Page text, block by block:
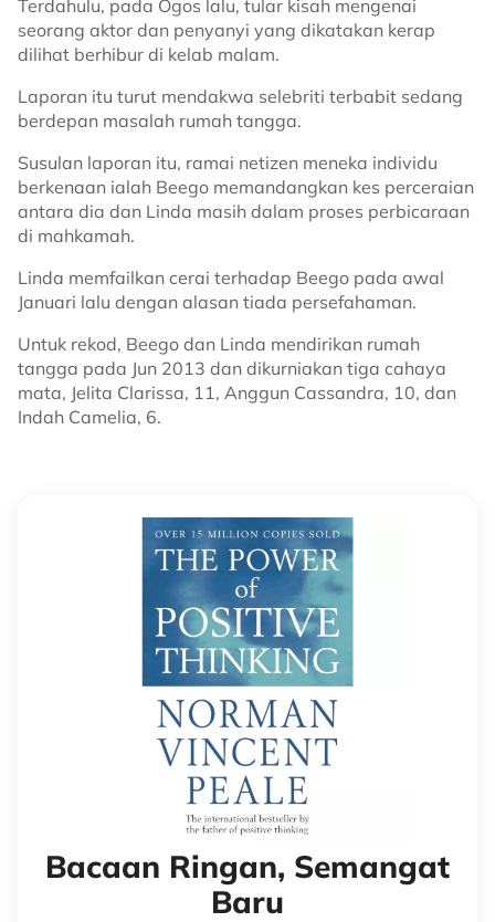
Terdahulu, pada Ogos lalu, tular kisah mengenai
seorang aktor dan penyanyi yang dikatakan kerap
dilihat berhibur di kelab malam.
Laporan itu turut mendakwa selebriti terbabit sedang
berdepan masalah rumah tangga.
Susulan laporan itu, ramai netizen meneka individu
berkenaan ialah Beego memandangkan kes perceraian
antara dia dan Linda masih dalam proses perbicaraan
di mahkamah.
Linda memfailkan cerai terhadap Beego pada awal
Januari lalu dengan alasan tiada persefahaman.
Untuk rekod, Beego dan Linda mendirikan rumah
tangga pada Jun 2013 dan dikurniakan tiga cahaya
mata, Jelita Clarissa, 11, Anggun Cassandra, 10, dan
Indah Camelia, 6.
Bacaan Ringan, Semangat
Baru